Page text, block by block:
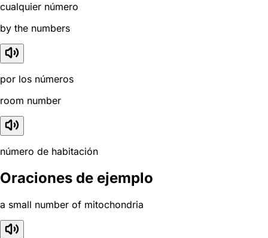
cualquier número
by the numbers
por los números
room number
número de habitación
Oraciones de ejemplo
a small number of mitochondria